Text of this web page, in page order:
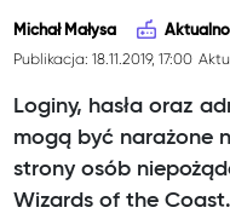
Michał Małysa
Publikacja: 18.11.2019, 17:00
Loginy, hasła oraz
mogą być narażone
strony osób
Wizards of the